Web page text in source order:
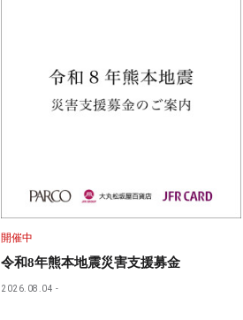
開催中
令和8年熊本地震災害支援募金
2026.08.04